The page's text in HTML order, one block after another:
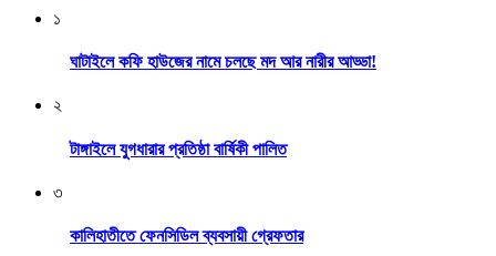
১
ঘাটাইলে কফি হাউজের নামে চলছে মদ আর নারীর আড্ডা!
২
টাঙ্গাইলে যুগধারার প্রতিষ্ঠা বার্ষিকী পালিত
৩
কালিহাতীতে ফেনসিডিল ব্যবসায়ী গ্রেফতার